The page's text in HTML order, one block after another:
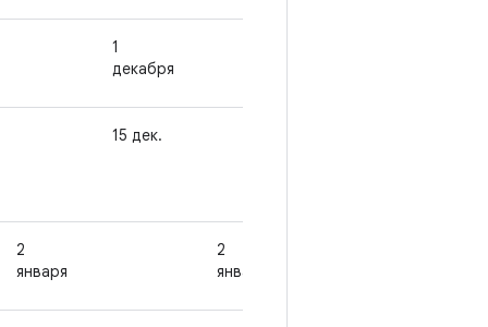
1
декабря
15 дек.
2
января
2
января